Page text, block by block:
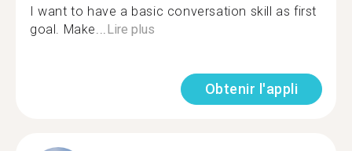
I want to have a basic conversation skill as first
goal. Make... Lire plus
Obtenir l'appli